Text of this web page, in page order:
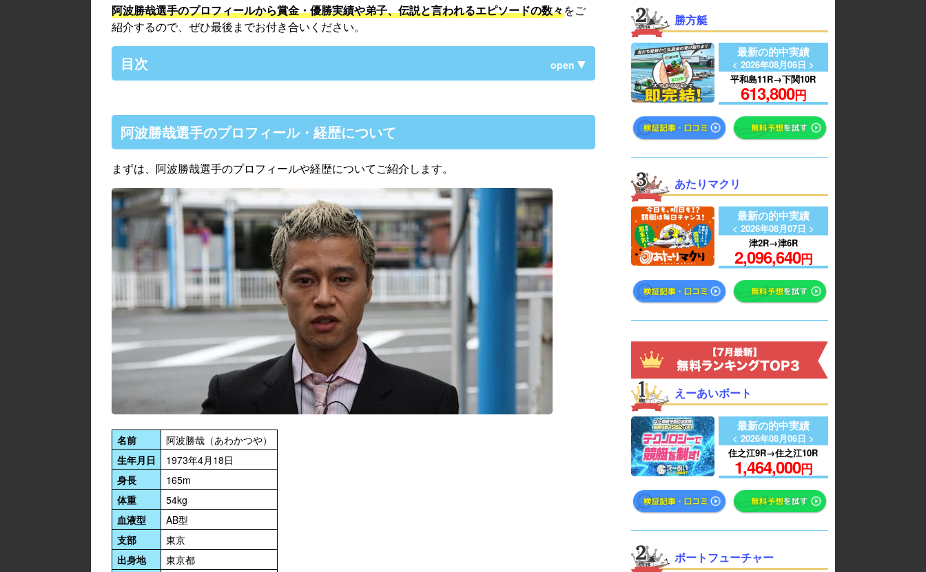
阿波勝哉選手のプロフィールから賞金・優勝実績や弟子、伝説と言われるエピソードの数々をご
紹介するので、ぜひ最後までお付き合いください。
目次 open
阿波勝哉選手のプロフィール・経歴について
まずは、阿波勝哉選手のプロフィールや経歴についてご紹介します。
名前
阿波勝哉（あわかつや）
生年月日
1973年4月18日
身長
165m
体重
54kg
血液型
AB型
支部
東京
出身地
東京都
勝方艇
最新の的中実績
< 2026年08月06日 >
平和島11R→下関10R
613,800円
あたりマクリ
最新の的中実績
< 2026年08月07日 >
津2R→津6R
2,096,640円
えーあいボート
最新の的中実績
< 2026年08月06日 >
住之江9R→住之江10R
1,464,000円
ボートフューチャー